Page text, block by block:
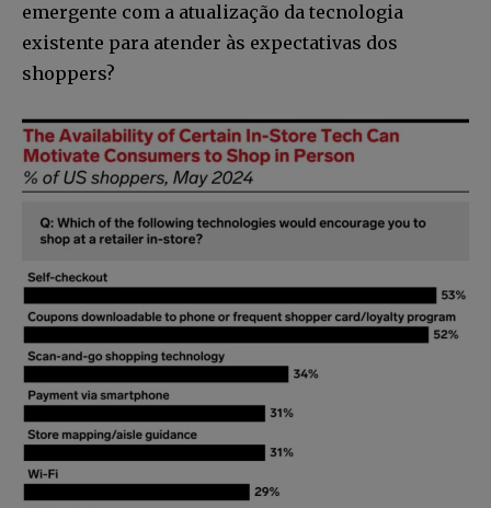
emergente com a atualização da tecnologia
existente para atender às expectativas dos
shoppers?